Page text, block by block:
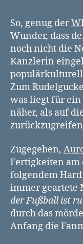
So, genug der
Wunder, dass
noch nicht die
Kanzlerin
Zum
was liegt für ein
näher, als auf
Zugegeben,
Fertigkeiten
folgendem
immer geartete
der Fußball ist
durch das
Anfang die